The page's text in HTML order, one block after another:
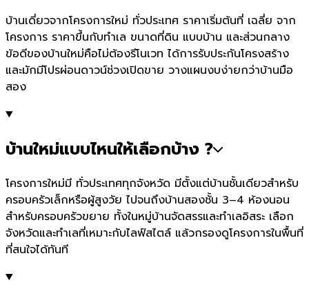
บ้านเดี่ยวจากโครงการใหม่ ทั่วประเทศ ราคาเริ่มต้นที่ เฉลี่ย จาก
โครงการ ราคาขึ้นกับทำเล ขนาดที่ดิน แบบบ้าน และส่วนกลาง
ข้อดีของบ้านใหม่คือไม่ต้องรีโนเวท ได้การรับประกันโครงสร้าง
และมักมีโปรผ่อนดาวน์ช่วงเปิดขาย วางแผนงบง่ายกว่าบ้านมือ
สอง
บ้านใหม่แบบไหนให้เลือกบ้าง ?
โครงการใหม่มี ทั่วประเทศทุกจังหวัด มีตั้งแต่บ้านชั้นเดียวสำหรับ
ครอบครัวเล็กหรือผู้สูงวัย ไปจนถึงบ้านสองชั้น 3–4 ห้องนอน
สำหรับครอบครัวขยาย ทั้งในหมู่บ้านจัดสรรและทำเลอิสระ เลือก
จังหวัดและทำเลที่เหมาะกับไลฟ์สไตล์ แล้วกรองดูโครงการในพื้นที่
ที่สนใจได้ทันที